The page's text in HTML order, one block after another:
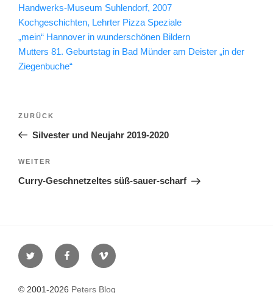
Handwerks-Museum Suhlendorf, 2007
Kochgeschichten, Lehrter Pizza Speziale
„mein“ Hannover in wunderschönen Bildern
Mutters 81. Geburtstag in Bad Münder am Deister „in der
Ziegenbuche“
Beitragsnavigation
Vorheriger
Beitrag
ZURÜCK
Silvester und Neujahr 2019-2020
Nächster
Beitrag
WEITER
Curry-Geschnetzeltes süß-sauer-scharf
Twitter FacebookVimeo
© 2001-2026 Peters Blog